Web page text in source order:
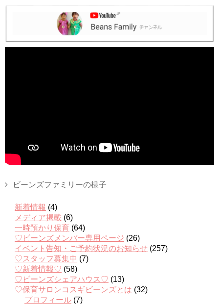
ビーンズファミリーの様子
新着情報 (4)
メディア掲載 (6)
一時預かり保育 (64)
♡ビーンズメンバー専用ページ (26)
イベント告知・ご予約状況のお知らせ (257)
♡スタッフ募集中 (7)
♡新着情報♡ (58)
♡ビーンズシェアハウス♡ (13)
♡保育サロンコスギビーンズとは (32)
プロフィール (7)